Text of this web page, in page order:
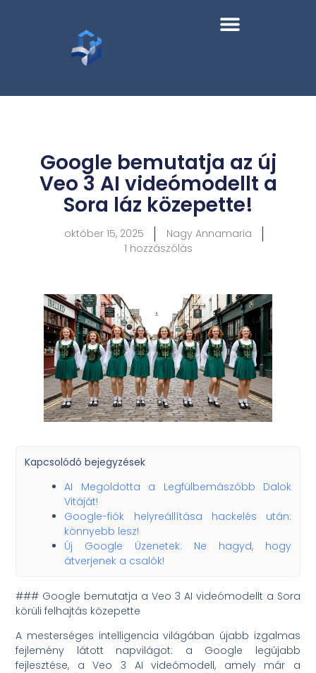
Google bemutatja az új
Veo 3 AI videómodellt a
Sora láz közepette!
október 15, 2025
Nagy Annamaria
1 hozzászólás
Kapcsolódó bejegyzések
AI Megoldotta a Legfülbemászóbb Dalok
Vitáját!
Google-fiók helyreállítása hackelés után:
könnyebb lesz!
Új Google Üzenetek: Ne hagyd, hogy
átverjenek a csalók!
### Google bemutatja a Veo 3 AI videómodellt a Sora
körüli felhajtás közepette
A mesterséges intelligencia világában újabb izgalmas
fejlemény látott napvilágot: a Google legújabb
fejlesztése, a Veo 3 AI videómodell, amely már a